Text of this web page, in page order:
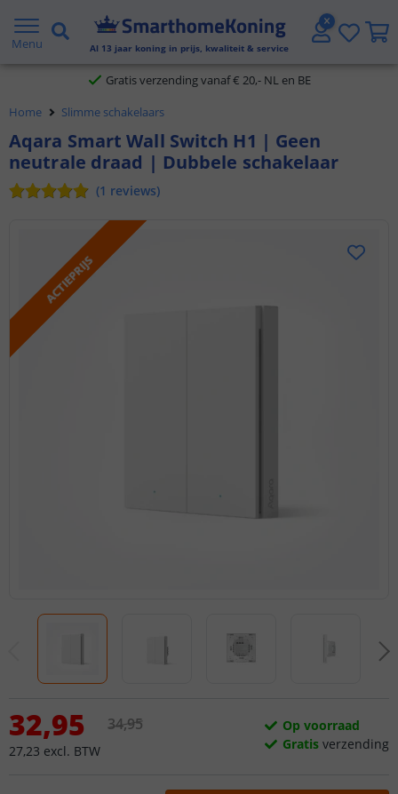
Menu Al 13 jaar koning in prijs, kwaliteit & service
2 jaar garantie
Gratis verzending vanaf € 20,- NL en BE
Klantbeoordeling 9.1
Voor 23:45 uur besteld, morgen in huis
Home Slimme schakelaars
Aqara Smart Wall Switch H1 | Geen
neutrale draad | Dubbele schakelaar
(1 reviews)
ACTIEPRIJS
32,95
27,23 excl. BTW
34,95
Op voorraad
Gratis verzending